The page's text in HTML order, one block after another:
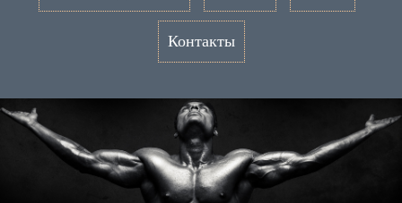
Контакты